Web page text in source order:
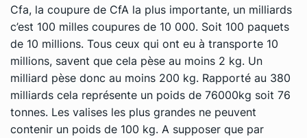
Cfa, la coupure de CfA la plus importante, un milliards
c’est 100 milles coupures de 10 000. Soit 100 paquets
de 10 millions. Tous ceux qui ont eu à transporte 10
millions, savent que cela pèse au moins 2 kg. Un
milliard pèse donc au moins 200 kg. Rapporté au 380
milliards cela représente un poids de 76000kg soit 76
tonnes. Les valises les plus grandes ne peuvent
contenir un poids de 100 kg. A supposer que par